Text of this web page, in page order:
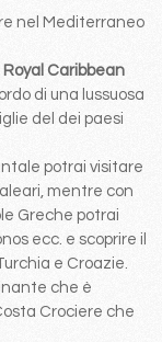
nel Mediterraneo
Royal Caribbean
di una lussuosa
del dei paesi
potrai visitare
mentre con
Greche potrai
ecc. e scoprire il
e Croazie.
che è
Crociere che